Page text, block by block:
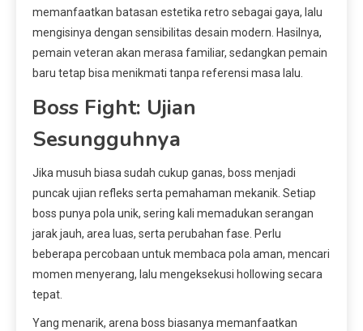
memanfaatkan batasan estetika retro sebagai gaya, lalu
mengisinya dengan sensibilitas desain modern. Hasilnya,
pemain veteran akan merasa familiar, sedangkan pemain
baru tetap bisa menikmati tanpa referensi masa lalu.
Boss Fight: Ujian
Sesungguhnya
Jika musuh biasa sudah cukup ganas, boss menjadi
puncak ujian refleks serta pemahaman mekanik. Setiap
boss punya pola unik, sering kali memadukan serangan
jarak jauh, area luas, serta perubahan fase. Perlu
beberapa percobaan untuk membaca pola aman, mencari
momen menyerang, lalu mengeksekusi hollowing secara
tepat.
Yang menarik, arena boss biasanya memanfaatkan